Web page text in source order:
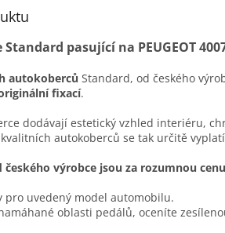
pasující na PEUGEOT
autokoberců Standard, od českého
fixací.
dodávají estetický vzhled interiéru,
autokoberců se tak určitě
výrobce jsou za rozumnou
pro uvedený model automobilu.
oblasti pedálů, oceníte